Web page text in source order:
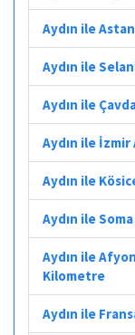
Aydın ile
Aydın ile
Aydın ile
Aydın ile İzmir
Aydın ile
Aydın ile
Aydın ile
Kilometre
Aydın ile